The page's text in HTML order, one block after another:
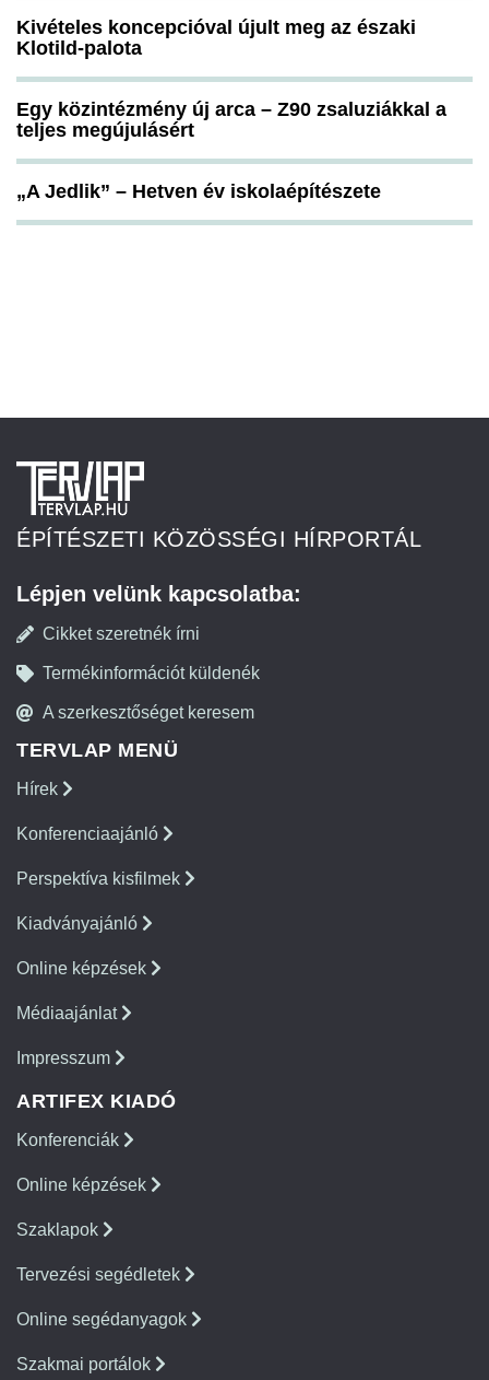
Kivételes koncepcióval újult meg az északi
Klotild-palota
Egy közintézmény új arca – Z90 zsaluziákkal a
teljes megújulásért
„A Jedlik” – Hetven év iskolaépítészete
ÉPÍTÉSZETI KÖZÖSSÉGI HÍRPORTÁL
Lépjen velünk kapcsolatba:
Cikket szeretnék írni
Termékinformációt küldenék
A szerkesztőséget keresem
TERVLAP MENÜ
Hírek
Konferenciaajánló
Perspektíva kisfilmek
Kiadványajánló
Online képzések
Médiaajánlat
Impresszum
ARTIFEX KIADÓ
Konferenciák
Online képzések
Szaklapok
Tervezési segédletek
Online segédanyagok
Szakmai portálok